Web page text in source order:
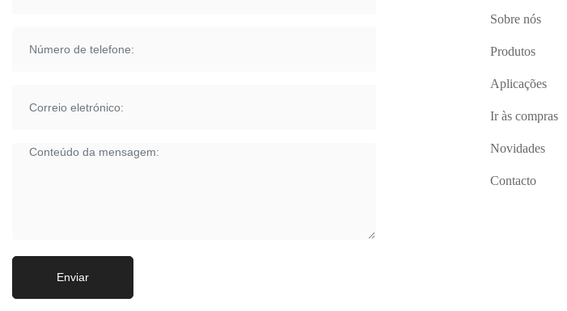
Enviar
Sobre nós
Produtos
Aplicações
Ir às compras
Novidades
Contacto